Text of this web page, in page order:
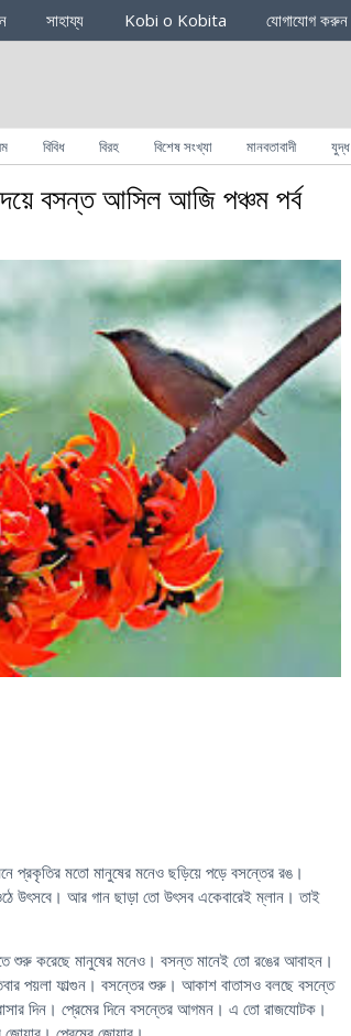
সাহায্য Kobi o Kobita যোগাযোগ করুন
বিবিধ বিরহ বিশেষ সংখ্যা মানবতাবাদী যুদ্ধ
বসন্ত আসিল আজি পঞ্চম পর্ব
প্রকৃতির মতো মানুষের মনেও ছড়িয়ে পড়ে বসন্তের রঙ।
উৎসবে। আর গান ছাড়া তো উৎসব একেবারেই ম্লান। তাই
শুরু করেছে মানুষের মনেও। বসন্ত মানেই তো রঙের আবাহন।
পয়লা ফাল্গুন। বসন্তের শুরু। আকাশ বাতাসও বলছে বসন্তে
দিন। প্রেমের দিনে বসন্তের আগমন। এ তো রাজযোটক।